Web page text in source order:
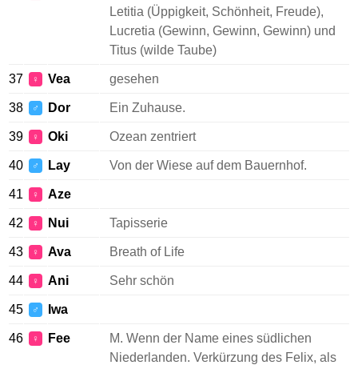
Letitia (Üppigkeit, Schönheit, Freude),
Lucretia (Gewinn, Gewinn, Gewinn) und
Titus (wilde Taube)
37 ♀ Vea gesehen
38 ♂ Dor Ein Zuhause.
39 ♀ Oki Ozean zentriert
40 ♂ Lay Von der Wiese auf dem Bauernhof.
41 ♀ Aze
42 ♀ Nui Tapisserie
43 ♀ Ava Breath of Life
44 ♀ Ani Sehr schön
45 ♂ Iwa
46 ♀ Fee
M. Wenn der Name eines südlichen
Niederlanden. Verkürzung des Felix, als